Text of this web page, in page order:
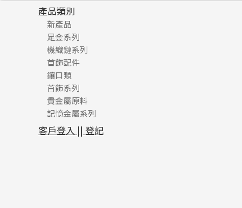
產品類別
新產品
足金系列
足金配件
機織鏈系列
珠仔鏈
镶口链
管狀網鏈
十字車花鏈系列
十字閃O鏈系列
十字錘打鏈系列
側身車花鏈系列
首飾配件
耳環類配件
卷迫系列
螺絲迫系列
梅花迫系列
平臺迫系列
綫拍系列
鏈類配件
動感車花吊墜
調節珠系列
生圈扣系列
龍蝦扣系列
其他類配件
珠盤系列
袖口鈕系列
焊片及鐳射綫
珠類配件
無孔光身珠
空心光身珠
鑲口類
四爪頭系列
六爪頭系列
車花片
動感車花片
鑲口戒指
首飾系列
手镯系列
戒指系列
空心耳環
空心车花管首饰链
貴金屬原料
千足金
記憶金屬系列
記憶戒指
拉簧珠珠手鏈
客戶登入 || 登記